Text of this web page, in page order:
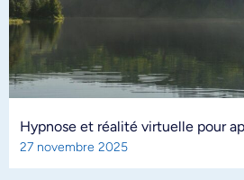
Hypnose et réalité virtuelle pour
27 novembre 2025